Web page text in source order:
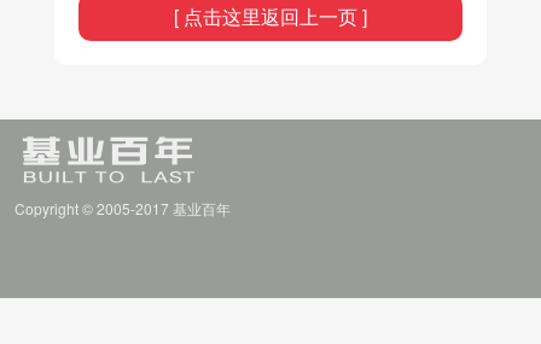
[ 点击这里返回上一页 ]
Copyright © 2005-2017 基业百年